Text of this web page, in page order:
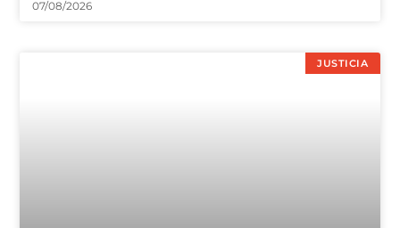
07/08/2026
JUSTICIA